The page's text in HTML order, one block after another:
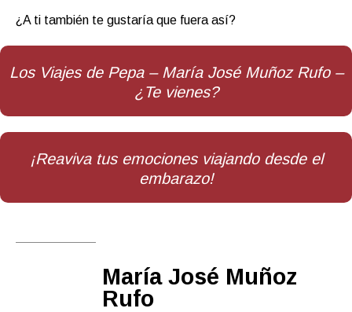
¿A ti también te gustaría que fuera así?
Los Viajes de Pepa – María José Muñoz Rufo –
¿Te vienes?
¡Reaviva tus emociones viajando desde el
embarazo!
María José Muñoz
Rufo